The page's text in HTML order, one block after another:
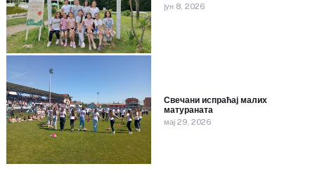
јун 8, 2026
Свечани испраћај малих
матураната
мај 29, 2026